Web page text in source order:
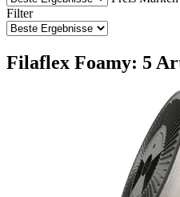
Filter
Filaflex Foamy: 5